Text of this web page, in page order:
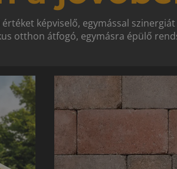
képviselő, egymással
otthon átfogó, egymásra épülő